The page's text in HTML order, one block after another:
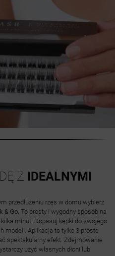
Z IDEALNYMI
przedłużeniu rzęs w domu wybierz
& Go. To prosty i wygodny sposób na
minut. Dopasuj kępki do swojego
modeli. Aplikacja to tylko 3 proste
spektakularny efekt. Zdejmowanie
użyć własnych dłoni lub